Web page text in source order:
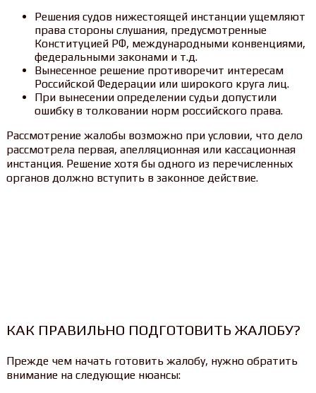
Решения судов нижестоящей инстанции ущемляют
права стороны слушания, предусмотренные
Конституцией РФ, международными конвенциями,
федеральными законами и т.д.
Вынесенное решение противоречит интересам
Российской Федерации или широкого круга лиц.
При вынесении определении судьи допустили
ошибку в толковании норм российского права.
Рассмотрение жалобы возможно при условии, что дело
рассмотрела первая, апелляционная или кассационная
инстанция. Решение хотя бы одного из перечисленных
органов должно вступить в законное действие.
КАК ПРАВИЛЬНО ПОДГОТОВИТЬ ЖАЛОБУ?
Прежде чем начать готовить жалобу, нужно обратить
внимание на следующие нюансы: